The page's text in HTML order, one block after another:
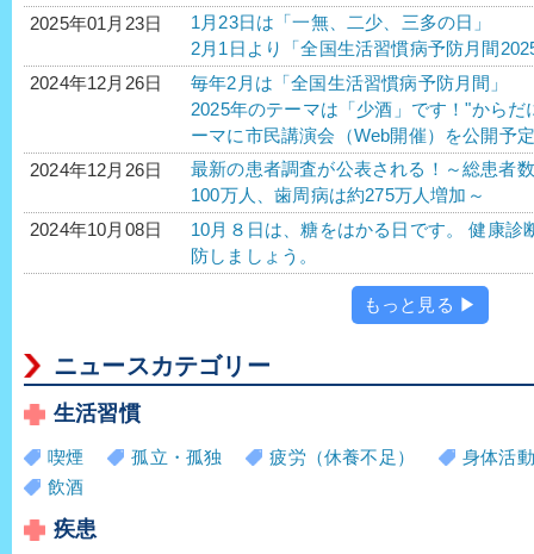
2025年01月23日
1月23日は「一無、二少、三多の日」
2月1日より「全国生活習慣病予防月間
2024年12月26日
毎年2月は「全国生活習慣病予防月間」
2025年のテーマは「少酒」です！"から
ーマに市民講演会（Web開催）を公開予定
2024年12月26日
最新の患者調査が公表される！～総患者
100万人、歯周病は約275万人増加～
2024年10月08日
10月８日は、糖をはかる日です。 健康
防しましょう。
もっと見る ▶
ニュースカテゴリー
生活習慣
喫煙 孤立・孤独 疲労（休養不足）
身体活
飲酒
疾患